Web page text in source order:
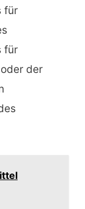
für
für
der